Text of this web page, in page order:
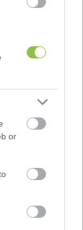
or
frissebbé
szinte